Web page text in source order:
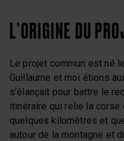
L’ORIGINE DU
Le projet commun est né
Guillaume et moi étions
s’élançait pour battre le
itinéraire qui relie la corse
quelques kilomètres et
autour de la montagne et